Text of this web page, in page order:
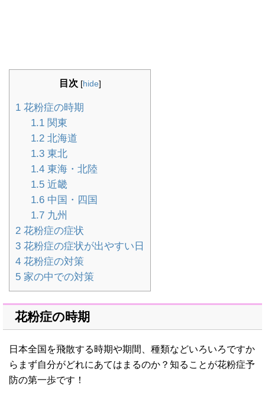
目次 [hide]
1 花粉症の時期
1.1関東
1.2北海道
1.3東北
1.4東海・北陸
1.5近畿
1.6中国・四国
1.7九州
2 花粉症の症状
3 花粉症の症状が出やすい日
4 花粉症の対策
5 家の中での対策
花粉症の時期
日本全国を飛散する時期や期間、種類などいろいろですか
らまず自分がどれにあてはまるのか？知ることが花粉症予
防の第一歩です！